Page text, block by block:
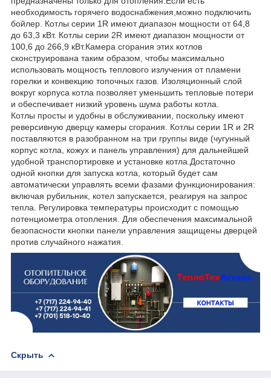
необходимость горячего водоснабжения,можно подключить
бойлер. Котлы серии 1R имеют диапазон мощности от 64,8
до 63,3 кВт. Котлы серии 2R имеют диапазон мощности от
100,6 до 266,9 кВт.Камера сгорания этих котлов
сконструирована таким образом, чтобы максимально
использовать мощность теплового излучения от пламени
горелки и конвекцию топочных газов. Изоляционный слой
вокруг корпуса котла позволяет уменьшить тепловые потери
и обеспечивает низкий уровень шума работы котла.
Котлы просты и удобны в обслуживании, поскольку имеют
реверсивную дверцу камеры сгорания. Котлы серии 1R и 2R
поставляются в разобранном на три группы виде (чугунный
корпус котла, кожух и панель управления) для дальнейшей
удобной транспортировке и установке котла.Достаточно
одной кнопки для запуска котла, который будет сам
автоматически управлять всеми фазами функционирования:
включая рубильник, котел запускается, реагируя на запрос
тепла. Регулировка температуры происходит с помощью
потенциометра отопления. Для обеспечения максимальной
безопасности кнопки панели управления защищены дверцей
против случайного нажатия.
Скрыть